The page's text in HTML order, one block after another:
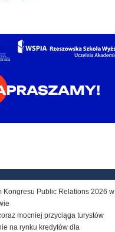
Kongresu Public Relations 2026 w
mocniej przyciąga turystów
na rynku kredytów dla